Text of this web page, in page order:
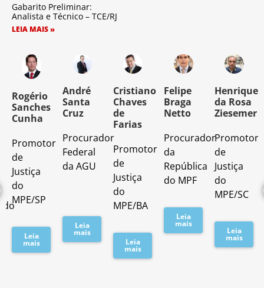
Gabarito Preliminar:
Analista e Técnico – TCE/RJ
LEIA MAIS »
Rogério
Sanches
Cunha
Promotor
de
Justiça
do
MPE/SP
Leia
mais
André
Santa
Cruz
Procurador
Federal
da AGU
Leia
mais
Cristiano
Chaves
de
Farias
Promotor
de
Justiça
do
MPE/BA
Leia
mais
Felipe
Braga
Netto
Procurador
da
República
do MPF
Leia
mais
Henrique
da Rosa
Ziesemer
Promotor
de
Justiça
do
MPE/SC
Leia
mais